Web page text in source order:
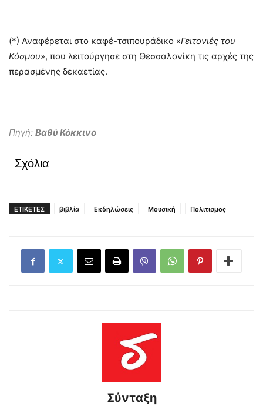
(*) Αναφέρεται στο καφέ-τσιπουράδικο «Γειτονιές του
Κόσμου», που λειτούργησε στη Θεσσαλονίκη τις αρχές της
περασμένης δεκαετίας.
Πηγή: Βαθύ Κόκκινο
Σχόλια
ΕΤΙΚΕΤΕΣ βιβλία Εκδηλώσεις Μουσική Πολιτισμος
Σύνταξη